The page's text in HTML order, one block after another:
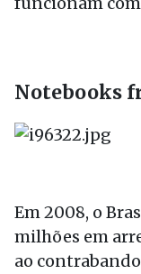
Notebooks
Em 2008, o
milhões em
ao